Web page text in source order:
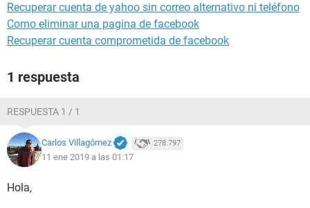
Recuperar cuenta de yahoo sin correo alternativo ni teléfono
Como eliminar una pagina de facebook
Recuperar cuenta comprometida de facebook
1 respuesta
RESPUESTA 1 / 1
Carlos Villagómez 278.797
11 ene 2019 a las 01:17
Hola,